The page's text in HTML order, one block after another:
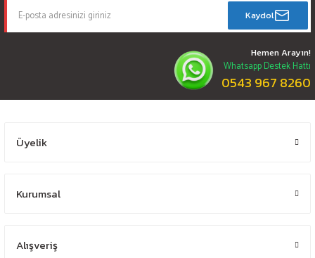
Kaydol
Hemen Arayın!
Whatsapp Destek Hattı
0543 967 8260
Üyelik
Kurumsal
Alışveriş